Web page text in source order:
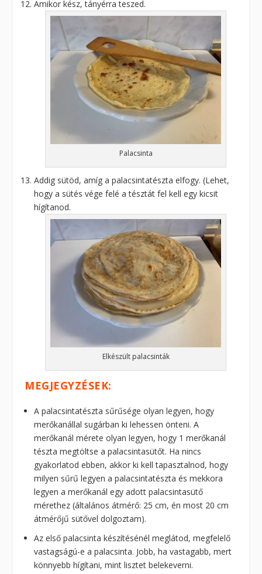
Amikor kész, tányérra teszed.
Palacsinta
Addig sütöd, amíg a palacsintatészta elfogy. (Lehet,
hogy a sütés vége felé a tésztát fel kell egy kicsit
hígítanod.
Elkészült palacsinták
MEGJEGYZÉSEK:
A palacsintatészta sűrűsége olyan legyen, hogy
merőkanállal sugárban ki lehessen önteni. A
merőkanál mérete olyan legyen, hogy 1 merőkanál
tészta megtöltse a palacsintasütőt. Ha nincs
gyakorlatod ebben, akkor ki kell tapasztalnod, hogy
milyen sűrű legyen a palacsintatészta és mekkora
legyen a merőkanál egy adott palacsintasütő
mérethez (általános átmérő: 25 cm, én most 20 cm
átmérőjű sütővel dolgoztam).
Az első palacsinta készítésénél meglátod, megfelelő
vastagságú-e a palacsinta. Jobb, ha vastagabb, mert
könnyebb hígítani, mint lisztet belekeverni.